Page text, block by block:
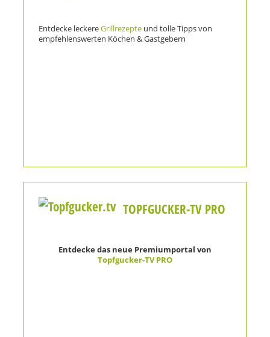
Entdecke leckereGrillrezepte und tolle Tipps von
empfehlenswerten Köchen & Gastgebern
TOPFGUCKER-TV PRO
Entdecke das neue Premiumportal von
Topfgucker-TV PRO